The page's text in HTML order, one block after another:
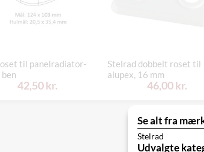
til panelradiator-
ben
42,50 kr.
Stelrad dobbelt roset til
alupex, 16 mm
46,00 kr.
Se alt fra
Stelrad
Udvalgte